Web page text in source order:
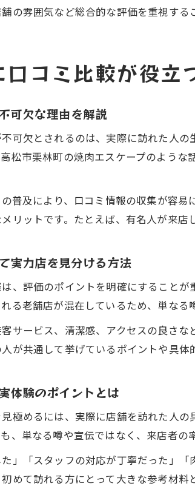
の雰囲気など総合的な評価を重視する
コミ比較が役立
可欠な理由を解説
可欠とされるのは、実際に訪れた人
松市栗林町の焼肉エスケープのよう
普及により、口コミ情報の収集が容
リットです。たとえば、有名人が来
実力店を見分ける方法
、評価のポイントを明確にすること
る老舗店が混在しているため、単な
サービス、清潔感、アクセスの良さ
が共通して挙げているポイントや具体
体験のポイントとは
極めるには、実際に店舗を訪れた人
、単なる噂や宣伝ではなく、来店者の
」「スタッフの対応が丁寧だった」
めて訪れる方にとって大きな参考材